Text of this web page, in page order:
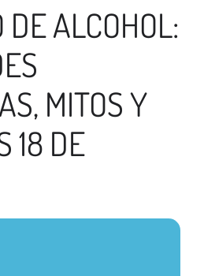
DE ALCOHOL:
MITOS Y
18 DE